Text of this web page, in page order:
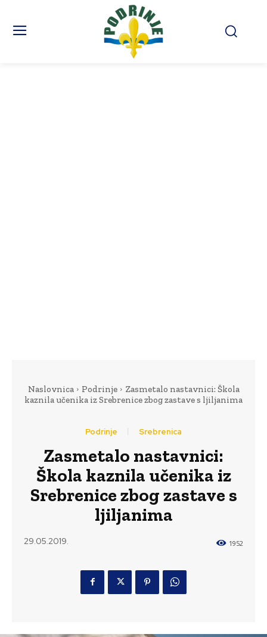
Naslovnica Podrinje
Zasmetalo nastavnici: Škola
kaznila učenika iz Srebrenice zbog zastave s ljiljanima
Podrinje Srebrenica
Zasmetalo nastavnici:
Škola kaznila učenika iz
Srebrenice zbog zastave s
ljiljanima
29.05.2019. 1952